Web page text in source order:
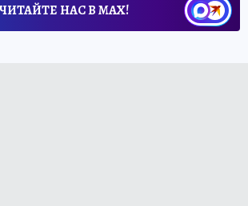
ЧИТАЙТЕ НАС В МАХ!